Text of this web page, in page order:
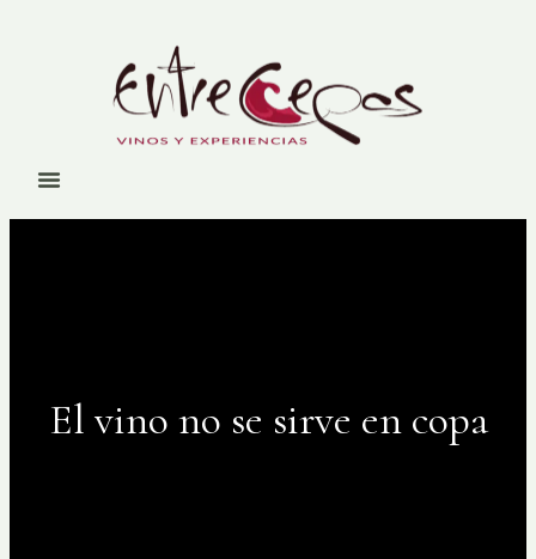
El vino no se sirve en copa